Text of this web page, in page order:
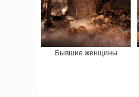
Бывшие женщины